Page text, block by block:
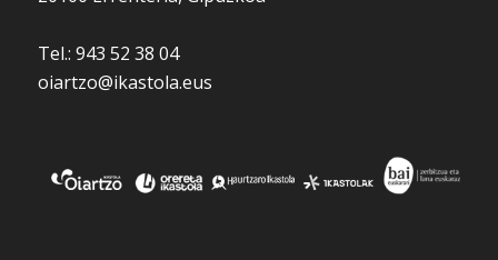
Tel.: 943 52 38 04
oiartzo@ikastola.eus